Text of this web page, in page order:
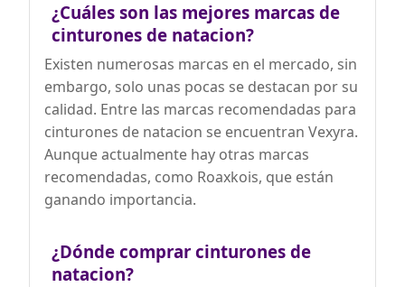
¿Cuáles son las mejores marcas de
cinturones de natacion?
Existen numerosas marcas en el mercado, sin
embargo, solo unas pocas se destacan por su
calidad. Entre las marcas recomendadas para
cinturones de natacion se encuentran Vexyra.
Aunque actualmente hay otras marcas
recomendadas, como Roaxkois, que están
ganando importancia.
¿Dónde comprar cinturones de
natacion?